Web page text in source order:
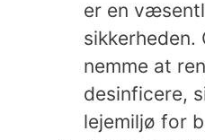
er en
sikkerheden.
nemme at
desinficere,
lejemiljø for